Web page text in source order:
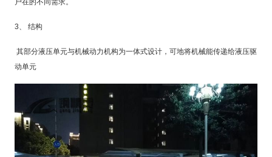
户在的不同需求。
3、 结构
其部分液压单元与机械动力机构为一体式设计，可地将机械能传递给液压驱
动单元